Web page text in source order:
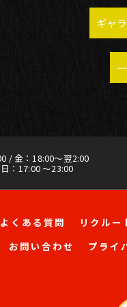
ギャ
/ 金：18:00～翌2:00
：17:00 ～23:00
よくある質問 リクルー
お問い合わせ
プライ